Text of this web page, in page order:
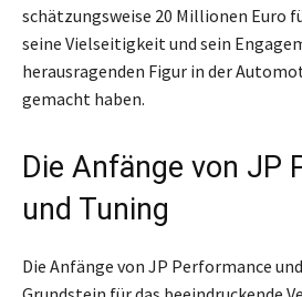
schätzungsweise 20 Millionen Euro
seine Vielseitigkeit und sein
herausragenden Figur in der
gemacht haben.
Die Anfänge von JP
und Tuning
Die Anfänge von JP Performance